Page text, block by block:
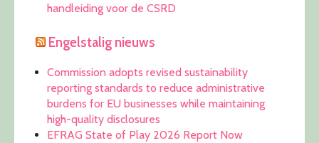
handleiding voor de CSRD
Engelstalig nieuws
Commission adopts revised sustainability
reporting standards to reduce administrative
burdens for EU businesses while maintaining
high-quality disclosures
EFRAG State of Play 2026 Report Now